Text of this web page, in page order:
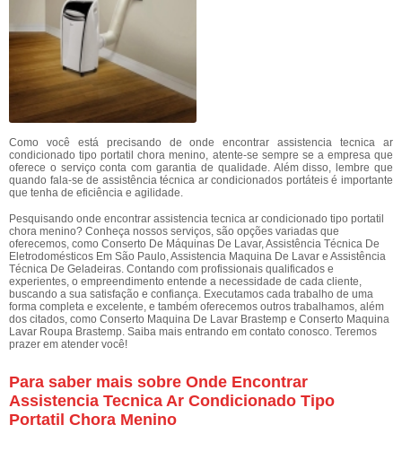
Como você está precisando de onde encontrar assistencia tecnica ar
condicionado tipo portatil chora menino, atente-se sempre se a empresa que
oferece o serviço conta com garantia de qualidade. Além disso, lembre que
quando fala-se de assistência técnica ar condicionados portáteis é importante
que tenha de eficiência e agilidade.
Pesquisando onde encontrar assistencia tecnica ar condicionado tipo portatil
chora menino? Conheça nossos serviços, são opções variadas que
oferecemos, como Conserto De Máquinas De Lavar, Assistência Técnica De
Eletrodomésticos Em São Paulo, Assistencia Maquina De Lavar e Assistência
Técnica De Geladeiras. Contando com profissionais qualificados e
experientes, o empreendimento entende a necessidade de cada cliente,
buscando a sua satisfação e confiança. Executamos cada trabalho de uma
forma completa e excelente, e também oferecemos outros trabalhamos, além
dos citados, como Conserto Maquina De Lavar Brastemp e Conserto Maquina
Lavar Roupa Brastemp. Saiba mais entrando em contato conosco. Teremos
prazer em atender você!
Para saber mais sobre Onde Encontrar
Assistencia Tecnica Ar Condicionado Tipo
Portatil Chora Menino